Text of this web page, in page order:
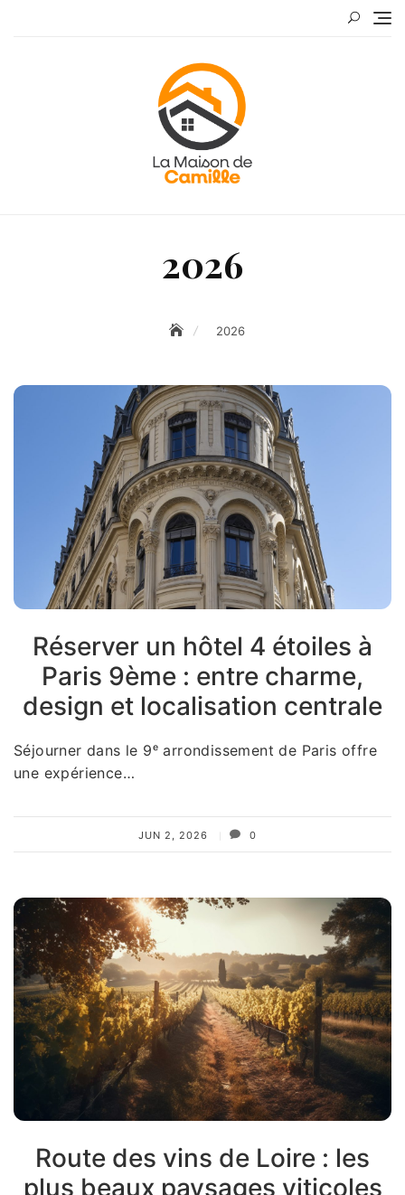
2026
2026
Réserver un hôtel 4 étoiles à
Paris 9ème : entre charme,
design et localisation centrale
Séjourner dans le 9ᵉ arrondissement de Paris offre
une expérience…
JUN 2, 2026 0
Route des vins de Loire : les
plus beaux paysages viticoles